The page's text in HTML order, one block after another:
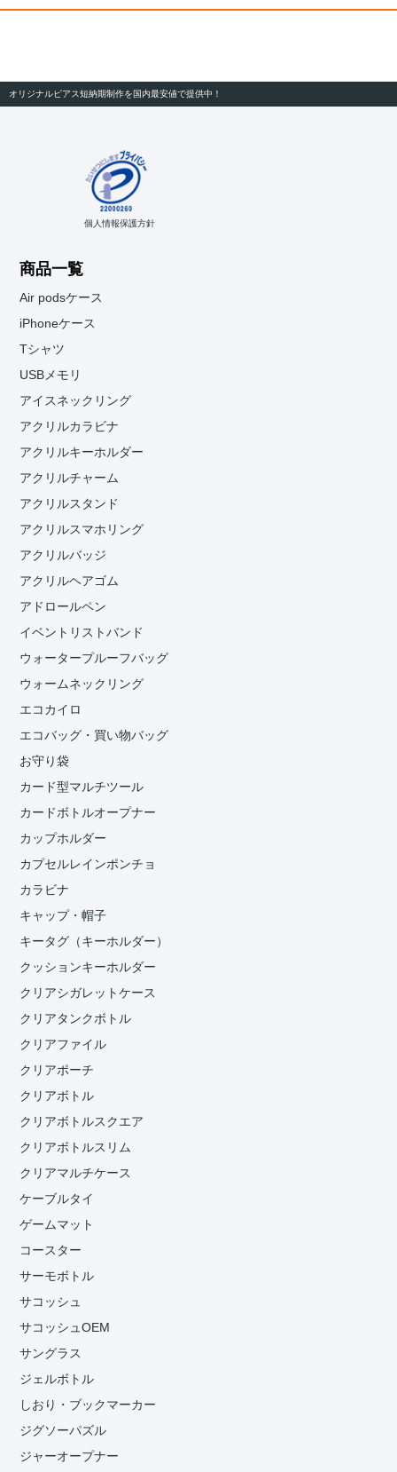
オリジナルピアス短納期制作を国内最安値で提供中！
個人情報保護方針
商品一覧
Air podsケース
iPhoneケース
Tシャツ
USBメモリ
アイスネックリング
アクリルカラビナ
アクリルキーホルダー
アクリルチャーム
アクリルスタンド
アクリルスマホリング
アクリルバッジ
アクリルヘアゴム
アドロールペン
イベントリストバンド
ウォータープルーフバッグ
ウォームネックリング
エコカイロ
エコバッグ・買い物バッグ
お守り袋
カード型マルチツール
カードボトルオープナー
カップホルダー
カプセルレインポンチョ
カラビナ
キャップ・帽子
キータグ（キーホルダー）
クッションキーホルダー
クリアシガレットケース
クリアタンクボトル
クリアファイル
クリアポーチ
クリアボトル
クリアボトルスクエア
クリアボトルスリム
クリアマルチケース
ケーブルタイ
ゲームマット
コースター
サーモボトル
サコッシュ
サコッシュOEM
サングラス
ジェルボトル
しおり・ブックマーカー
ジグソーパズル
ジャーオープナー